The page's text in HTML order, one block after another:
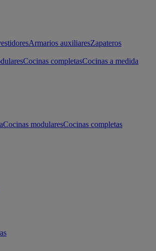
Armarios auxiliaresZapateros
Cocinas completasCocinas a medida
Cocinas modularesCocinas completas